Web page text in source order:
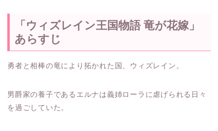
「ウィズレイン王国物語 竜が花嫁」
あらすじ
勇者と相棒の竜により拓かれた国、ウィズレイン。
男爵家の養子であるエルナは義姉ローラに虐げられる日々
を過ごしていた。